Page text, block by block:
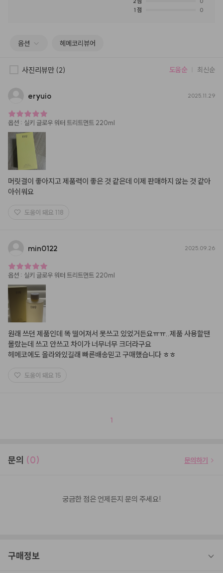
1 점 0
옵션 헤메코리뷰어
사진리뷰만 (2) 도움순 최신순
eryuio 2025.11.29
옵션 : 실키 글로우 워터 트리트먼트 220ml
머릿결이 좋아지고 제품력이 좋은 것 같은데 이제 판매하지 않는 것 같아
아쉬워요
도움이 돼요 118
min0122 2025.09.26
옵션 : 실키 글로우 워터 트리트먼트 220ml
원래 쓰던 제품인데 똑 떨어져서 못쓰고 있었거든요ㅠㅠ..제품 사용할땐
몰랐는데 쓰고 안쓰고 차이가 너무너무 크더라구요
헤메코에도 올라와있길래 빠른배송믿고 구매했습니다 ㅎㅎ
도움이 돼요 15
1
문의 (0) 문의하기
궁금한 점은 언제든지 문의 주세요!
구매정보